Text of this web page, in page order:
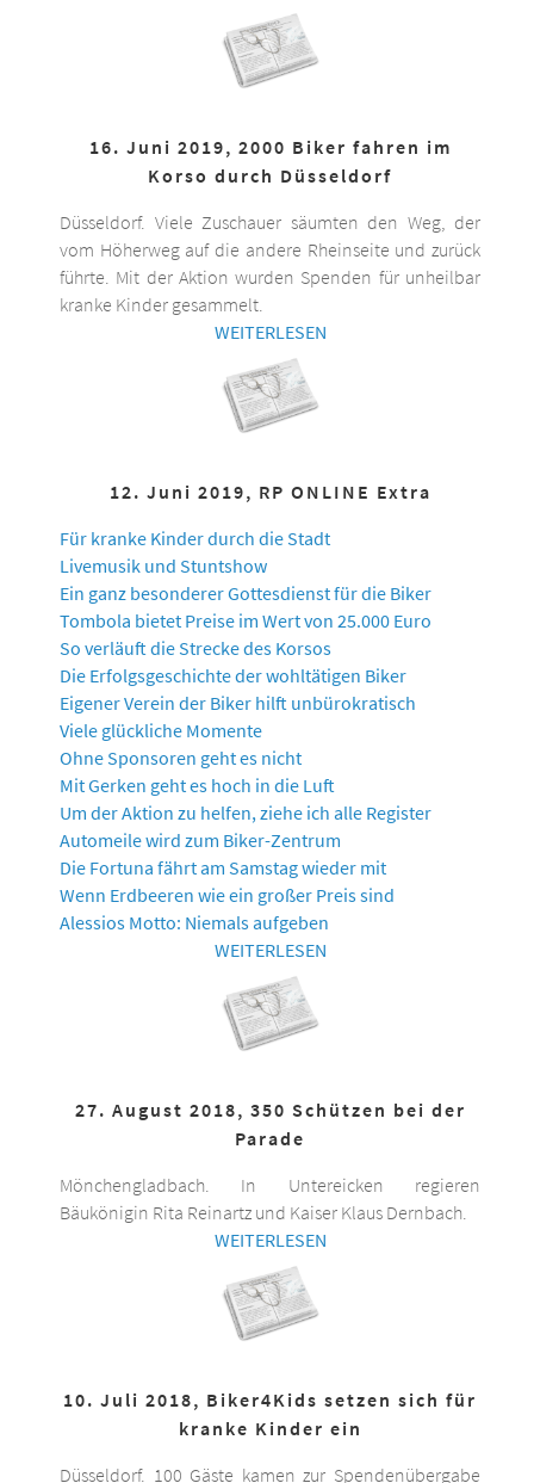
16. Juni 2019, 2000 Biker fahren im
Korso durch Düsseldorf
Düsseldorf. Viele Zuschauer säumten den Weg, der
vom Höherweg auf die andere Rheinseite und zurück
führte. Mit der Aktion wurden Spenden für unheilbar
kranke Kinder gesammelt.
WEITERLESEN
12. Juni 2019, RP ONLINE Extra
Für kranke Kinder durch die Stadt
Livemusik und Stuntshow
Ein ganz besonderer Gottesdienst für die Biker
Tombola bietet Preise im Wert von 25.000 Euro
So verläuft die Strecke des Korsos
Die Erfolgsgeschichte der wohltätigen Biker
Eigener Verein der Biker hilft unbürokratisch
Viele glückliche Momente
Ohne Sponsoren geht es nicht
Mit Gerken geht es hoch in die Luft
Um der Aktion zu helfen, ziehe ich alle Register
Automeile wird zum Biker-Zentrum
Die Fortuna fährt am Samstag wieder mit
Wenn Erdbeeren wie ein großer Preis sind
Alessios Motto: Niemals aufgeben
WEITERLESEN
27. August 2018, 350 Schützen bei der
Parade
Mönchengladbach. In Untereicken regieren
Bäukönigin Rita Reinartz und Kaiser Klaus Dernbach.
WEITERLESEN
10. Juli 2018, Biker4Kids setzen sich für
kranke Kinder ein
Düsseldorf. 100 Gäste kamen zur Spendenübergabe